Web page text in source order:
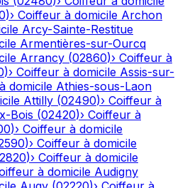
)› Coiffeur à domicile Archon
Arcy-Sainte-Restitue
Armentières-sur-Ourcq
Arrancy (02860)› Coiffeur à
)› Coiffeur à domicile Assis-sur-
domicile Athies-sous-Laon
Attilly (02490)› Coiffeur à
Bois (02420)› Coiffeur à
)› Coiffeur à domicile
)› Coiffeur à domicile
)› Coiffeur à domicile
à domicile Audigny